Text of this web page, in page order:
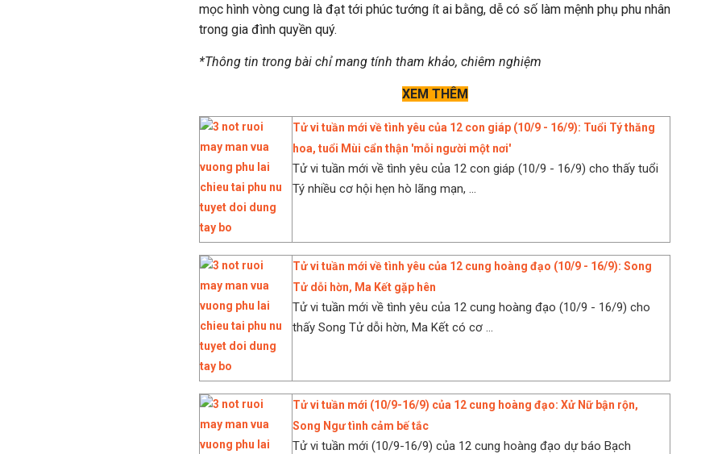
mọc hình vòng cung là đạt tới phúc tướng ít ai bằng, dễ có số làm mệnh phụ phu nhân
trong gia đình quyền quý.
*Thông tin trong bài chỉ mang tính tham khảo, chiêm nghiệm
XEM THÊM
Tử vi tuần mới về tình yêu của 12 con giáp (10/9 - 16/9): Tuổi Tý thăng
hoa, tuổi Mùi cẩn thận 'mỗi người một nơi'
Tử vi tuần mới về tình yêu của 12 con giáp (10/9 - 16/9) cho thấy tuổi
Tý nhiều cơ hội hẹn hò lãng mạn, ...
Tử vi tuần mới về tình yêu của 12 cung hoàng đạo (10/9 - 16/9): Song
Tử dỗi hờn, Ma Kết gặp hên
Tử vi tuần mới về tình yêu của 12 cung hoàng đạo (10/9 - 16/9) cho
thấy Song Tử dỗi hờn, Ma Kết có cơ ...
Tử vi tuần mới (10/9-16/9) của 12 cung hoàng đạo: Xử Nữ bận rộn,
Song Ngư tình cảm bế tắc
Tử vi tuần mới (10/9-16/9) của 12 cung hoàng đạo dự báo Bạch